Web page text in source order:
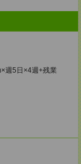
週5日×4週+残業